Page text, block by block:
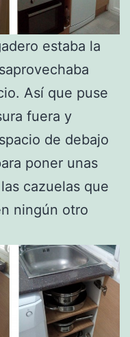
estaba la
Así que puse
fuera y
de debajo
poner unas
cazuelas que
ningún otro